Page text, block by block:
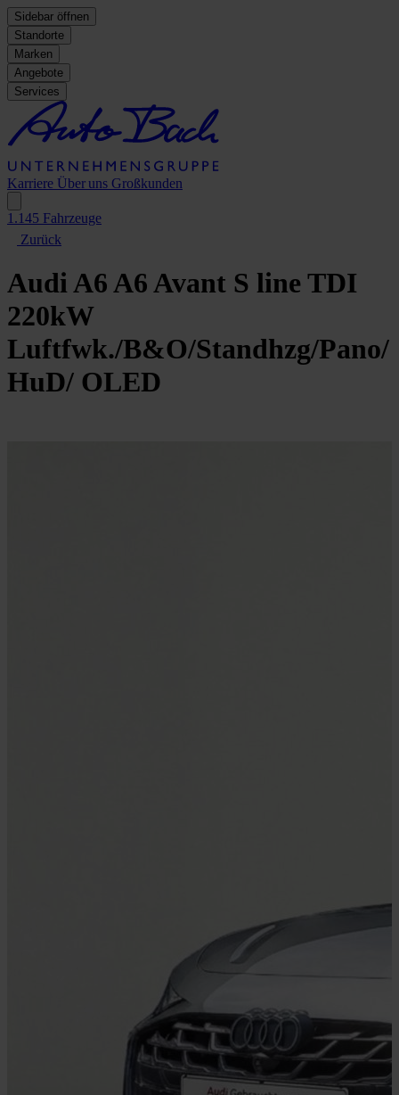
Sidebar öffnen
Standorte
Marken
Angebote
Services
Karriere Über uns Großkunden
1.145 Fahrzeuge
Zurück
Audi A6A6 Avant S line TDI
220kW
Luftfwk./B&O/Standhzg/Pano/
HuD/ OLED